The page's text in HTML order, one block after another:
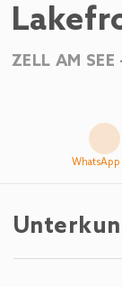
ZELL AM SEE
WhatsApp